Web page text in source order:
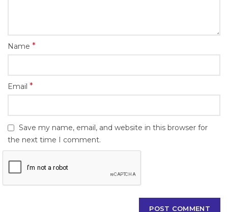
Name *
Email *
Save my name, email, and website in this browser for
the next time I comment.